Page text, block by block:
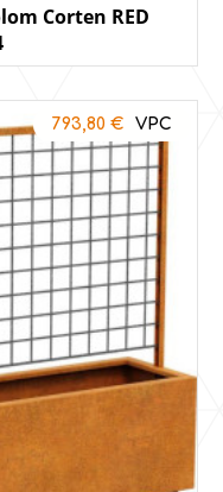
Corten RED
793,80 €